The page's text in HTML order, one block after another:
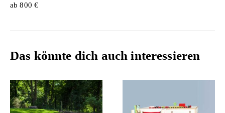
ab 800 €
Das könnte dich auch interessieren